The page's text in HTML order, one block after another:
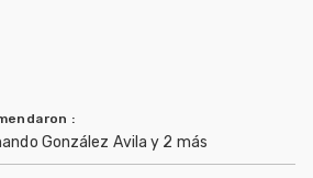
:
González Avila y 2 más